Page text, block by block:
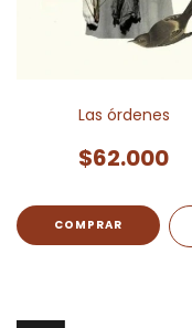
Las órdenes
$62.000